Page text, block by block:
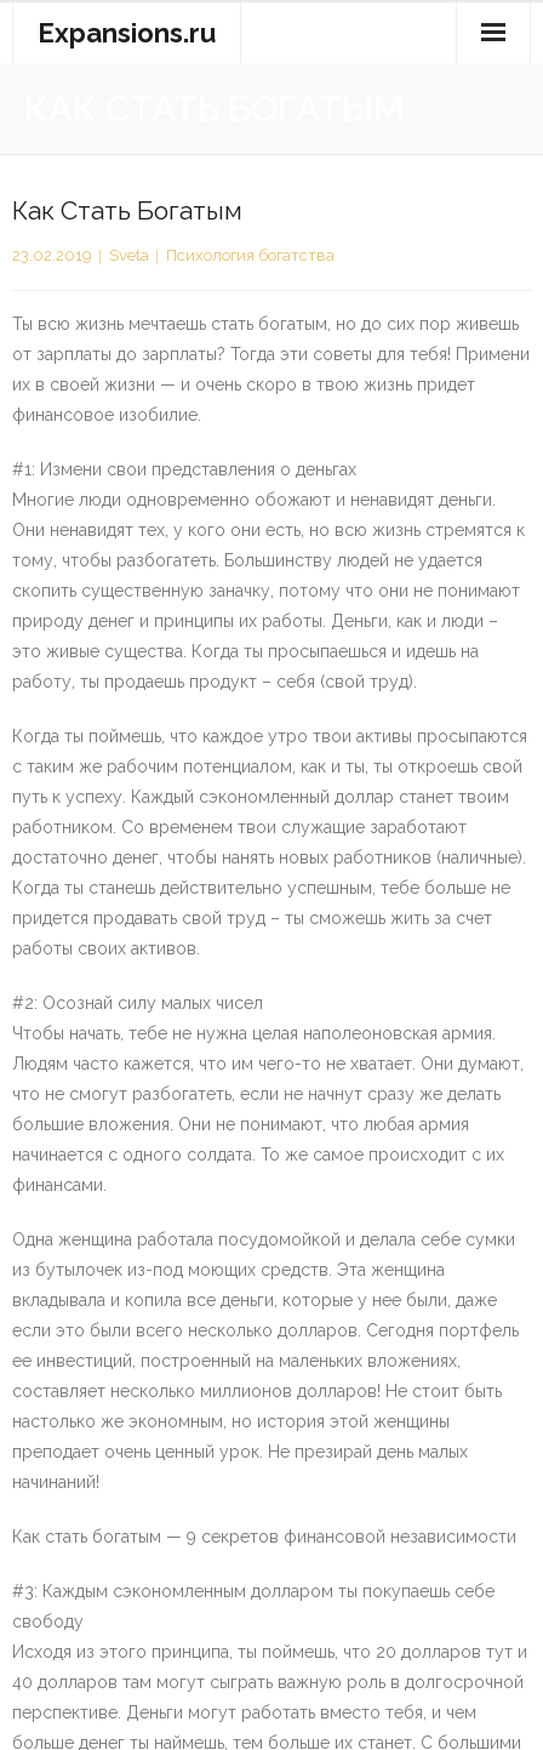
Expansions.ru
Как Стать Богатым
23.02.2019 Sveta Психология богатства
Ты всю жизнь мечтаешь стать богатым, но до сих пор живешь
от зарплаты до зарплаты? Тогда эти советы для тебя! Примени
их в своей жизни — и очень скоро в твою жизнь придет
финансовое изобилие.
#1: Измени свои представления о деньгах
Многие люди одновременно обожают и ненавидят деньги.
Они ненавидят тех, у кого они есть, но всю жизнь стремятся к
тому, чтобы разбогатеть. Большинству людей не удается
скопить существенную заначку, потому что они не понимают
природу денег и принципы их работы. Деньги, как и люди –
это живые существа. Когда ты просыпаешься и идешь на
работу, ты продаешь продукт – себя (свой труд).
Когда ты поймешь, что каждое утро твои активы просыпаются
с таким же рабочим потенциалом, как и ты, ты откроешь свой
путь к успеху. Каждый сэкономленный доллар станет твоим
работником. Со временем твои служащие заработают
достаточно денег, чтобы нанять новых работников (наличные).
Когда ты станешь действительно успешным, тебе больше не
придется продавать свой труд – ты сможешь жить за счет
работы своих активов.
#2: Осознай силу малых чисел
Чтобы начать, тебе не нужна целая наполеоновская армия.
Людям часто кажется, что им чего-то не хватает. Они думают,
что не смогут разбогатеть, если не начнут сразу же делать
большие вложения. Они не понимают, что любая армия
начинается с одного солдата. То же самое происходит с их
финансами.
Одна женщина работала посудомойкой и делала себе сумки
из бутылочек из-под моющих средств. Эта женщина
вкладывала и копила все деньги, которые у нее были, даже
если это были всего несколько долларов. Сегодня портфель
ее инвестиций, построенный на маленьких вложениях,
составляет несколько миллионов долларов! Не стоит быть
настолько же экономным, но история этой женщины
преподает очень ценный урок. Не презирай день малых
начинаний!
Как стать богатым — 9 секретов финансовой независимости
#3: Каждым сэкономленным долларом ты покупаешь себе
свободу
Исходя из этого принципа, ты поймешь, что 20 долларов тут и
40 долларов там могут сыграть важную роль в долгосрочной
перспективе. Деньги могут работать вместо тебя, и чем
больше денег ты наймешь, тем больше их станет. С большими